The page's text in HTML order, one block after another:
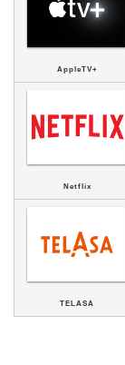
AppleTV+
Netflix
TELASA